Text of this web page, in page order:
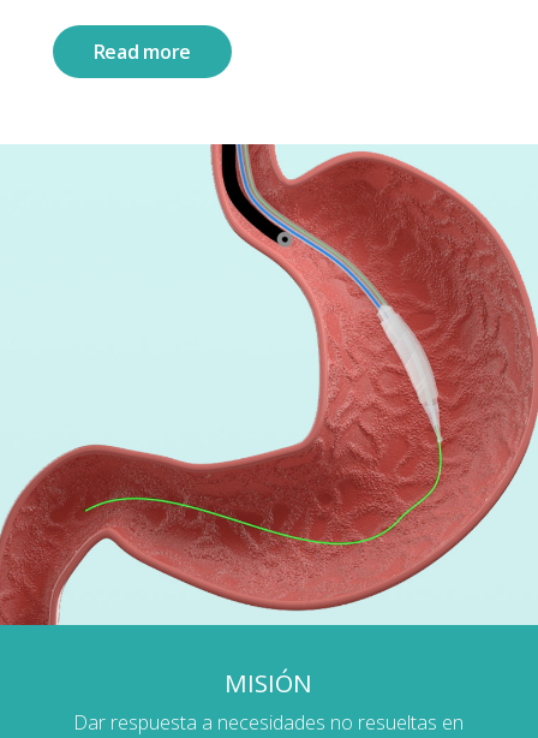
Read more
MISIÓN
Dar respuesta a necesidades no resueltas en